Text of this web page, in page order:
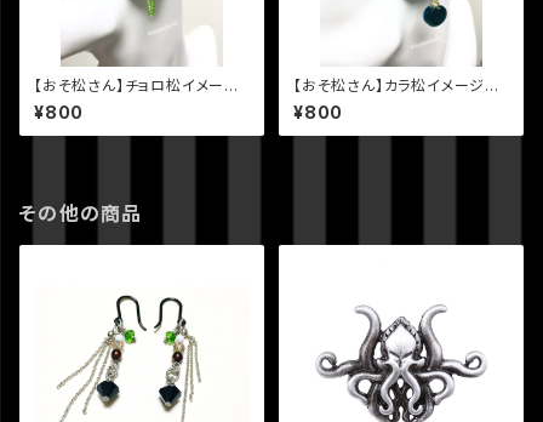
【おそ松さん】チョロ松イメージ
のイヤーカフ
¥800
【おそ松さん】カラ松イメージの
イヤーカフ
¥800
その他の商品